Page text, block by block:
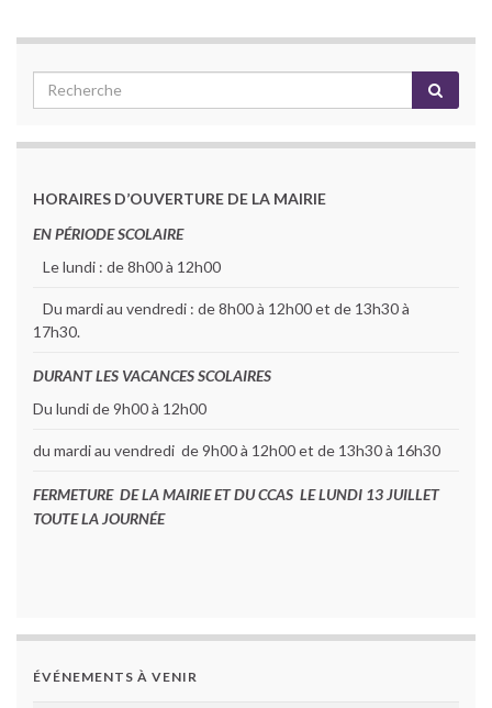
HORAIRES D’OUVERTURE DE LA MAIRIE
EN PÉRIODE SCOLAIRE
Le lundi : de 8h00 à 12h00
Du mardi au vendredi : de 8h00 à 12h00 et de 13h30 à
17h30.
DURANT LES VACANCES SCOLAIRES
Du lundi de 9h00 à 12h00
du mardi au vendredi de 9h00 à 12h00 et de 13h30 à 16h30
FERMETURE DE LA MAIRIE ET DU CCAS LE LUNDI 13 JUILLET
TOUTE LA JOURNÉE
ÉVÉNEMENTS À VENIR